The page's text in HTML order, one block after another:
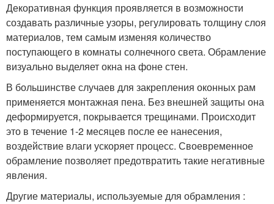
Декоративная функция проявляется в возможности
создавать различные узоры, регулировать толщину слоя
материалов, тем самым изменяя количество
поступающего в комнаты солнечного света. Обрамление
визуально выделяет окна на фоне стен.
В большинстве случаев для закрепления оконных рам
применяется монтажная пена. Без внешней защиты она
деформируется, покрывается трещинами. Происходит
это в течение 1-2 месяцев после ее нанесения,
воздействие влаги ускоряет процесс. Своевременное
обрамление позволяет предотвратить такие негативные
явления.
Другие материалы, используемые для обрамления :